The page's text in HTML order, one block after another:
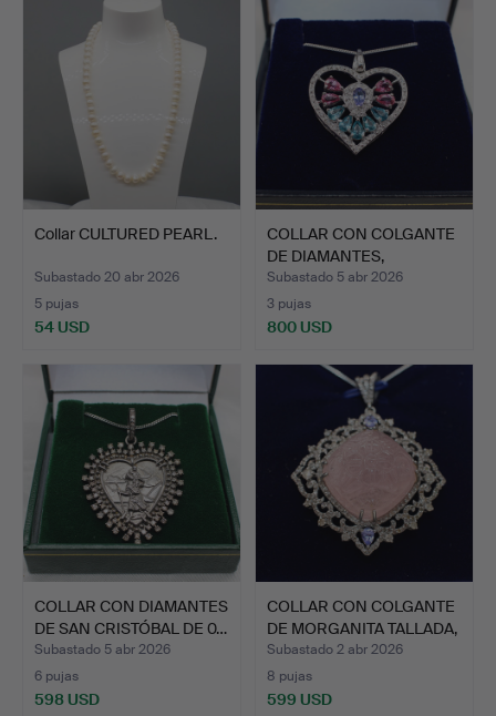
Collar CULTURED PEARL.
Subastado 20 abr 2026
5 pujas
54 USD
COLLAR CON COLGANTE
DE DIAMANTES,
TANZANIT…
Subastado 5 abr 2026
3 pujas
800 USD
COLLAR CON DIAMANTES
DE SAN CRISTÓBAL DE 0…
Subastado 5 abr 2026
6 pujas
598 USD
COLLAR CON COLGANTE
DE MORGANITA TALLADA,
…
Subastado 2 abr 2026
8 pujas
599 USD